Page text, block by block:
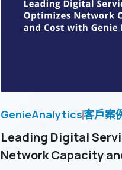
GenieAnalytics客戶案
Leading Digital
Network Capacity